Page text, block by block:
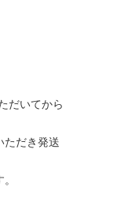
だいてから
ただき発送